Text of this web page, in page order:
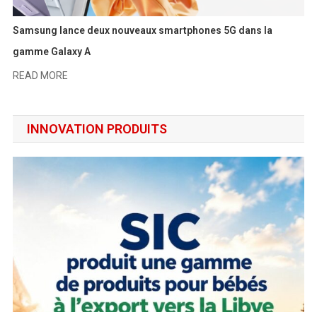
Samsung lance deux nouveaux smartphones 5G dans la
gamme Galaxy A
READ MORE
INNOVATION PRODUITS